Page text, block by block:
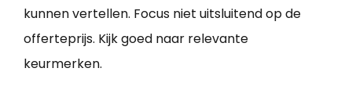
kunnen vertellen. Focus niet uitsluitend op de
offerteprijs. Kijk goed naar relevante
keurmerken.